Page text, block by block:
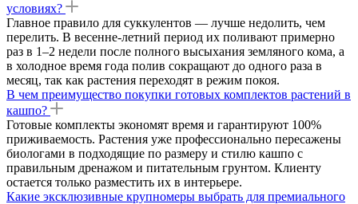
условиях?
Главное правило для суккулентов — лучше недолить, чем
перелить. В весенне-летний период их поливают примерно
раз в 1–2 недели после полного высыхания земляного кома, а
в холодное время года полив сокращают до одного раза в
месяц, так как растения переходят в режим покоя.
В чем преимущество покупки готовых комплектов растений в
кашпо?
Готовые комплекты экономят время и гарантируют 100%
приживаемость. Растения уже профессионально пересажены
биологами в подходящие по размеру и стилю кашпо с
правильным дренажом и питательным грунтом. Клиенту
остается только разместить их в интерьере.
Какие эксклюзивные крупномеры выбрать для премиального